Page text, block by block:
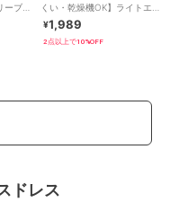
ーブ
なり
くい・乾燥機OK】ライトエン
ボスマキシロールアップワン
ピース 全3色
¥1,989
2点以上で10%OFF
ドレス